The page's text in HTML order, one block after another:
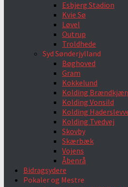
Esbjerg Stadion
Kvie Sø
Løvel
Outrup
Troldhede
Syd Sønderjylland
Bøghoved
Gram
Kokkelund
Kolding
Kolding Vonsild
Kolding
Kolding Tvedvej
Skovby
Skærbæk
Vojens
Åbenrå
Bidragsydere
Pokaler og Mestre